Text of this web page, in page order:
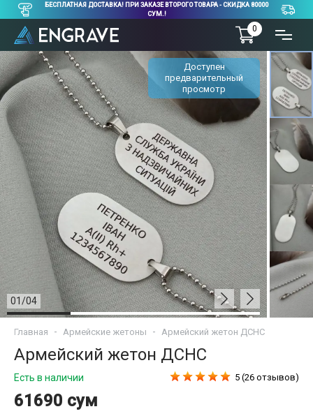
БЕСПЛАТНАЯ ДОСТАВКА! ПРИ ЗАКАЗЕ ВТОРОГО ТОВАРА - СКИДКА 80000
СУМ.!
0
Доступен
предварительный
просмотр
01/04
Главная Армейские жетоны Армейский жетон ДСНС
Армейский жетон ДСНС
Есть в наличии
61690 сум
5 (26 отзывов)